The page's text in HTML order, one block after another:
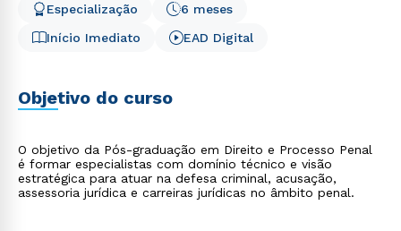
Início Imediato
6 meses
Especialização
EAD Digital
Objetivo do curso
O objetivo da Pós-graduação em Direito e Processo Penal
é formar especialistas com domínio técnico e visão
estratégica para atuar na defesa criminal, acusação,
assessoria jurídica e carreiras jurídicas no âmbito penal.